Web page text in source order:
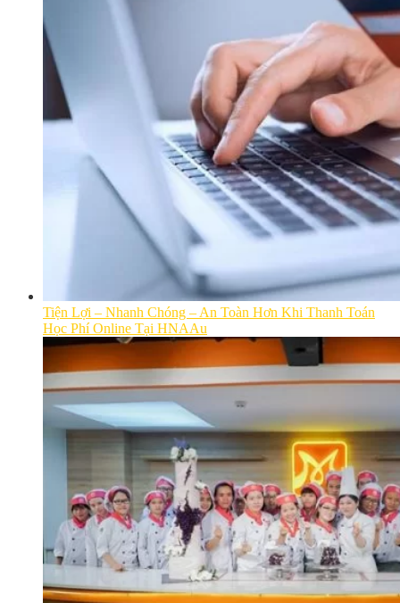
Tiện Lợi – Nhanh Chóng – An Toàn Hơn Khi Thanh Toán
Học Phí Online Tại HNAAu